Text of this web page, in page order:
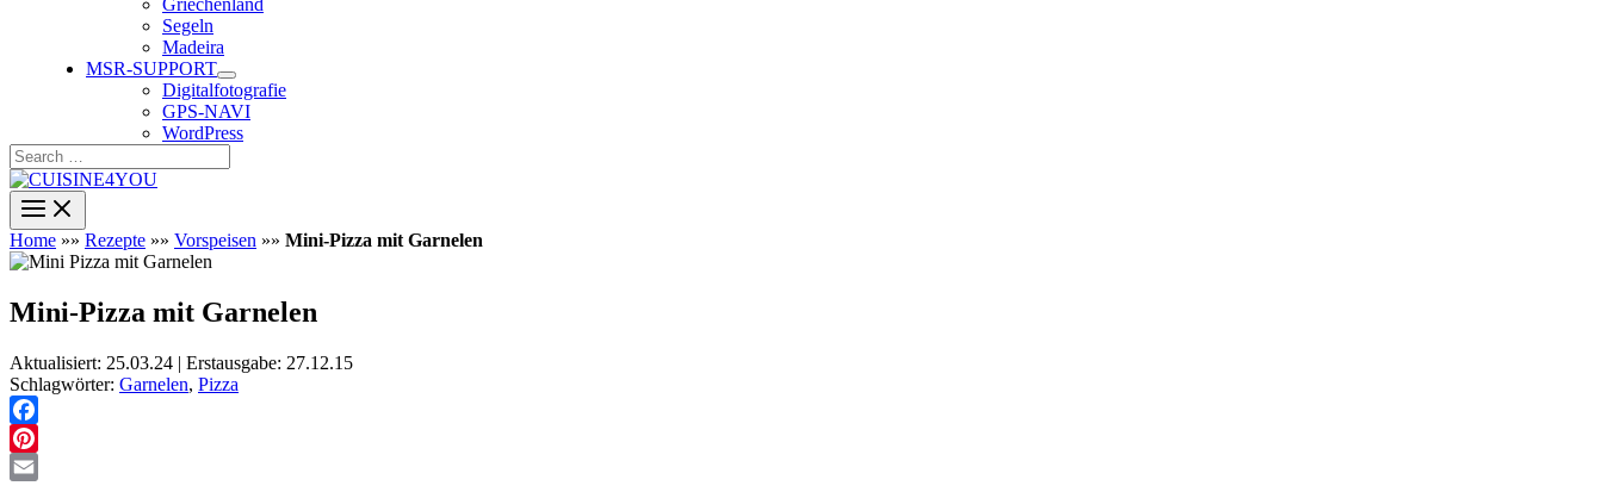
Griechenland
Segeln
Madeira
MSR-SUPPORT
Digitalfotografie
GPS-NAVI
WordPress
Search
…
Home »» Rezepte »» Vorspeisen »» Mini-Pizza mit Garnelen
Mini-Pizza mit Garnelen
Aktualisiert: 25.03.24 | Erstausgabe: 27.12.15
Schlagwörter: Garnelen, Pizza
Facebook
Pinterest